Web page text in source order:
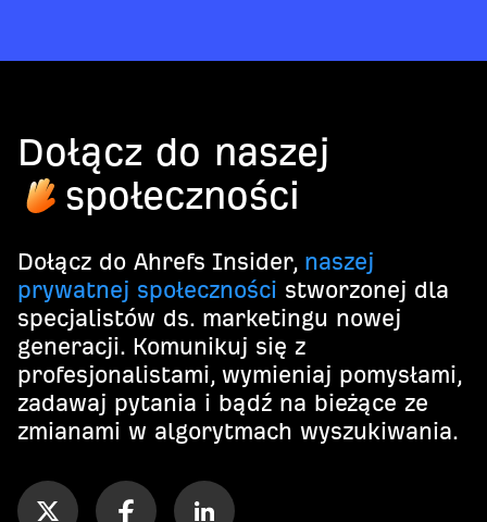
Dołącz do naszej
społeczności
Dołącz do Ahrefs Insider, naszej
prywatnej społeczności stworzonej dla
specjalistów ds. marketingu nowej
generacji. Komunikuj się z
profesjonalistami, wymieniaj pomysłami,
zadawaj pytania i bądź na bieżące ze
zmianami w algorytmach wyszukiwania.